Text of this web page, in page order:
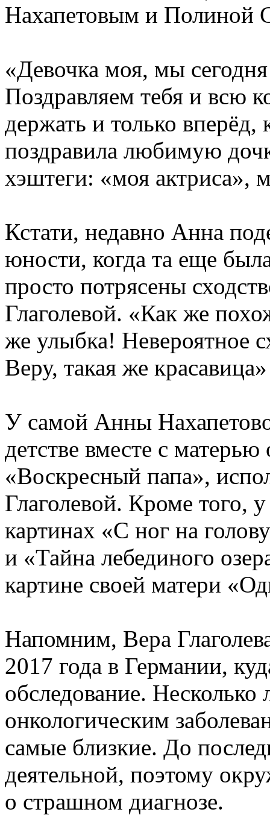
Нахапетовым и Полиной
«Девочка моя, мы
Поздравляем тебя и всю
держать и только
поздравила любимую
хэштеги: «моя актриса»,
Кстати, недавно Анна
юности, когда та еще
просто потрясены
Глаголевой. «Как же
же улыбка! Невероятное
Веру, такая же
У самой Анны
детстве вместе с
«Воскресный папа»,
Глаголевой. Кроме того,
картинах «С ног на
и «Тайна лебединого
картине своей матери
Напомним, Вера
2017 года в Германии,
обследование. Несколько
онкологическим
самые близкие. До
деятельной, поэтому
о страшном диагнозе.